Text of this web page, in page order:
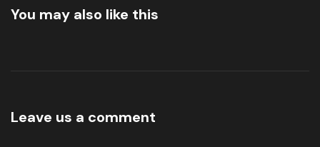
You may also like this
Leave us a comment